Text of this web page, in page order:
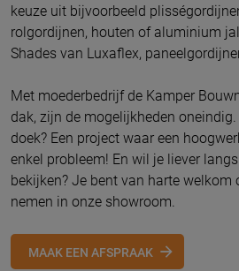
keuze uit bijvoorbeeld
rolgordijnen, houten of aluminium
Shades van Luxaflex,
Met moederbedrijf de Kamper
dak, zijn de mogelijkheden
doek? Een project waar een
enkel probleem! En wil je liever
bekijken? Je bent van harte welkom
nemen in onze showroom.
MAAK EEN AFSPRAAK